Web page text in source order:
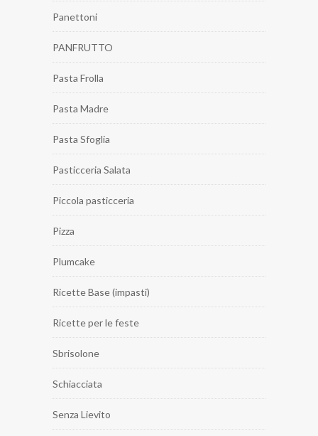
Panettoni
PANFRUTTO
Pasta Frolla
Pasta Madre
Pasta Sfoglia
Pasticceria Salata
Piccola pasticceria
Pizza
Plumcake
Ricette Base (impasti)
Ricette per le feste
Sbrisolone
Schiacciata
Senza Lievito